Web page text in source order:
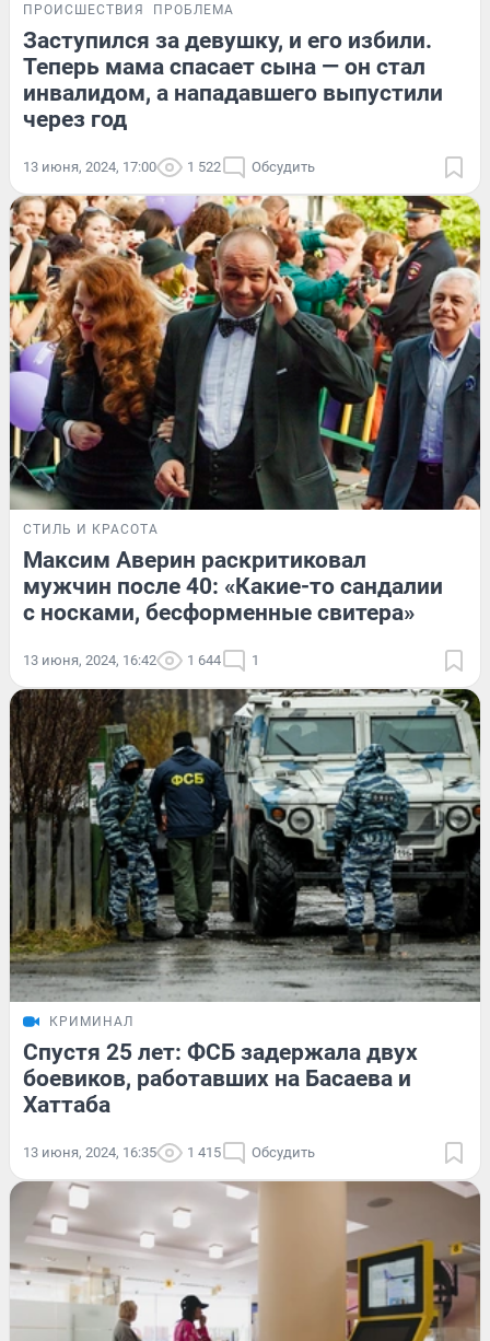
ПРОИСШЕСТВИЯ ПРОБЛЕМА
Заступился за девушку, и его избили.
Теперь мама спасает сына — он стал
инвалидом, а нападавшего выпустили
через год
13 июня, 2024, 17:00 1 522 Обсудить
СТИЛЬ И КРАСОТА
Максим Аверин раскритиковал
мужчин после 40: «Какие-то сандалии
с носками, бесформенные свитера»
13 июня, 2024, 16:42 1 644 1
КРИМИНАЛ
Спустя 25 лет: ФСБ задержала двух
боевиков, работавших на Басаева и
Хаттаба
13 июня, 2024, 16:35 1 415 Обсудить